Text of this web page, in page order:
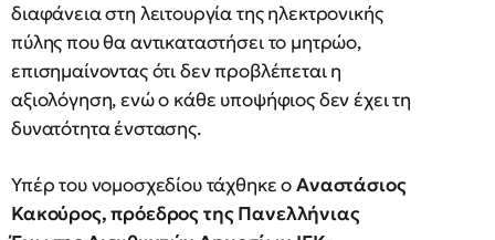
διαφάνεια στη λειτουργία της ηλεκτρονικής
πύλης που θα αντικαταστήσει το μητρώο,
επισημαίνοντας ότι δεν προβλέπεται η
αξιολόγηση, ενώ ο κάθε υποψήφιος δεν έχει τη
δυνατότητα ένστασης.
Υπέρ του νομοσχεδίου τάχθηκε οΑναστάσιος
Κακούρος, πρόεδρος της Πανελλήνιας